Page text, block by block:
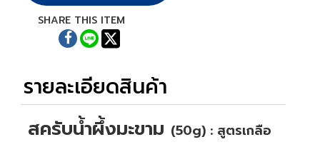
SHARE THIS ITEM
รายละเอียดสินค้า
สครับน้ำผึ้งมะขาม (50g) : สูตรเกลือ